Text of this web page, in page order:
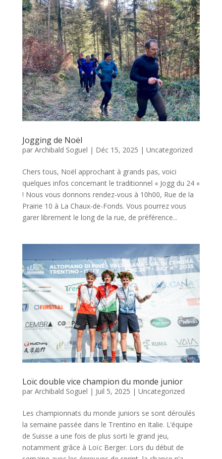
Jogging de Noël
par Archibald Soguel | Déc 15, 2025 | Uncategorized
Chers tous, Noël approchant à grands pas, voici
quelques infos concernant le traditionnel « Jogg du 24 »
! Nous vous donnons rendez-vous à 10h00, Rue de la
Prairie 10 à La Chaux-de-Fonds. Vous pourrez vous
garer librement le long de la rue, de préférence...
Loïc double vice champion du monde junior
par Archibald Soguel | Juil 5, 2025 | Uncategorized
Les championnats du monde juniors se sont déroulés
la semaine passée dans le Trentino en Italie. L’équipe
de Suisse a une fois de plus sorti le grand jeu,
notamment grâce à Loïc Berger. Lors du début de